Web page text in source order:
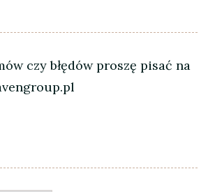
czy błędów proszę pisać na